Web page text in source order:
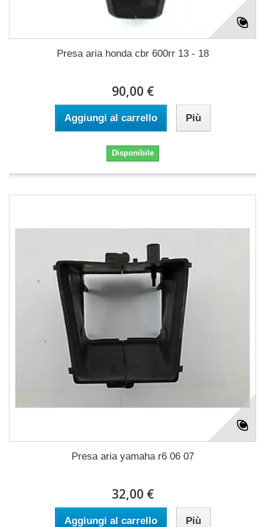
Presa aria honda cbr 600rr 13 - 18
90,00 €
Aggiungi al carrello Più
Disponibile
Presa aria yamaha r6 06 07
32,00 €
Aggiungi al carrello Più